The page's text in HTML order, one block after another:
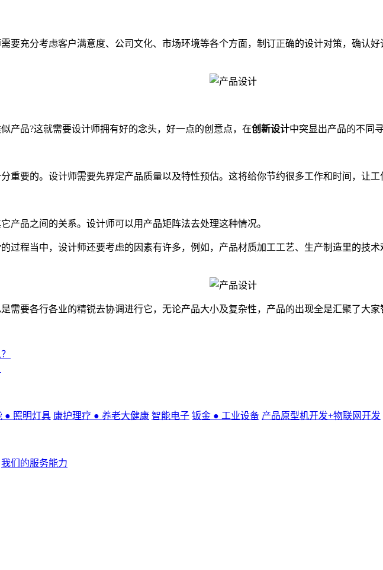
要充分考虑客户满意度、公司文化、市场环境等各个方面，制订正确的设计对策，确认
品?这就需要设计师拥有好的念头，好一点的创意点，在创新设计中突显出产品的不同
要的。设计师需要先界定产品质量以及特性预估。这将给你节约很多工作和时间，让工
品之间的关系。设计师可以用产品矩阵法去处理这种情况。
的过程当中，设计师还要考虑的因素有许多，例如，产品材质加工工艺、生产制造里的技
需要各行各业的精锐去协调进行它，无论产品大小及复杂性，产品的出现全是汇聚了大家
● 照明灯具 康护理疗 ● 养老大健康 智能电子 钣金 ● 工业设备 产品原型机开发+物联网开发
我们的服务能力